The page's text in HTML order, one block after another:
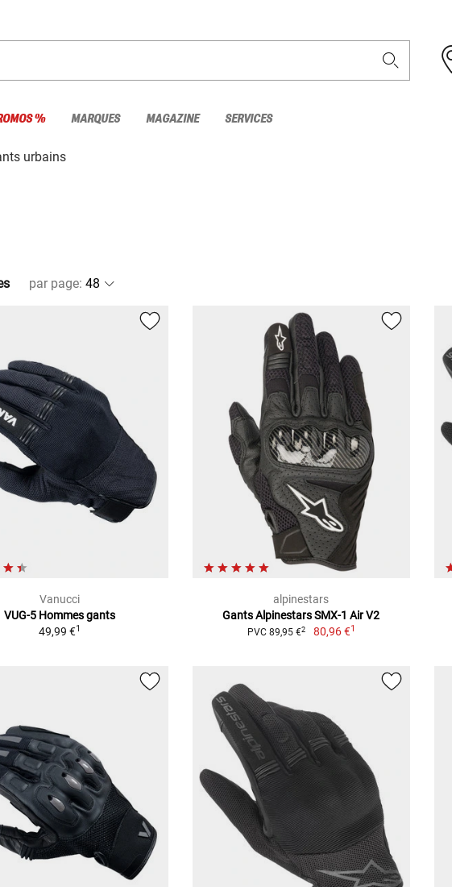
% MARQUES MAGAZINE SERVICES
urbains
par page:
Vanucci
VUG-5 Hommes gants
49,99 €1
alpinestars
Gants Alpinestars SMX-1 Air V2
PVC 89,95 €2 80,96 €1